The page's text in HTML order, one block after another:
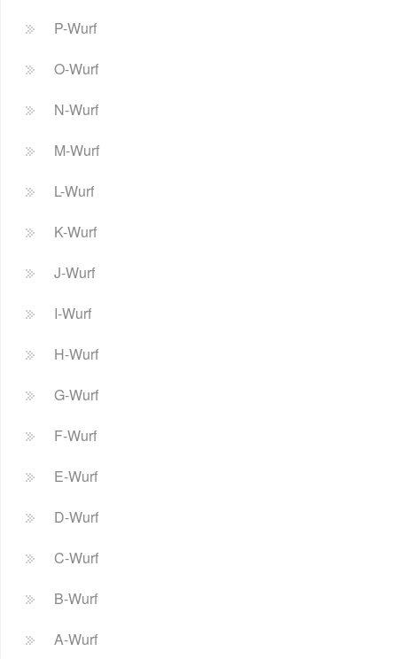
P-Wurf
O-Wurf
N-Wurf
M-Wurf
L-Wurf
K-Wurf
J-Wurf
I-Wurf
H-Wurf
G-Wurf
F-Wurf
E-Wurf
D-Wurf
C-Wurf
B-Wurf
A-Wurf